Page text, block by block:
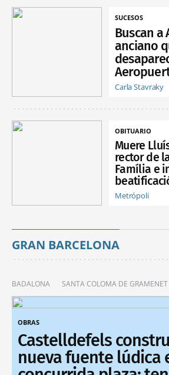
SUCESOS
Buscan a
anciano
Carla Stavraky
OBITUARIO
Muere
rector de
Família e
Metrópoli
GRAN BARCELONA
BADALONA SANTA COLOMA DE GRAMENET
OBRAS
Castelldefels
nueva fuente lúdica